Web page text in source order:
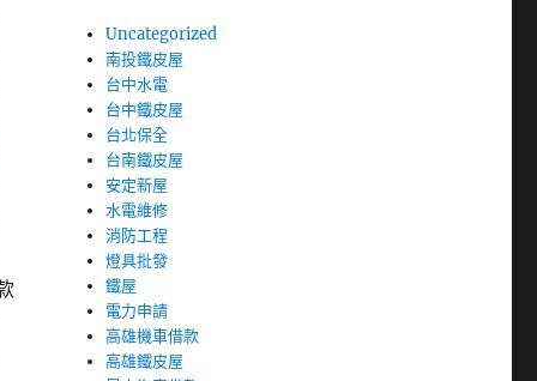
Uncategorized
南投鐵皮屋
台中水電
台中鐵皮屋
台北保全
台南鐵皮屋
安定新屋
水電維修
消防工程
燈具批發
鐵屋
電力申請
高雄機車借款
高雄鐵皮屋